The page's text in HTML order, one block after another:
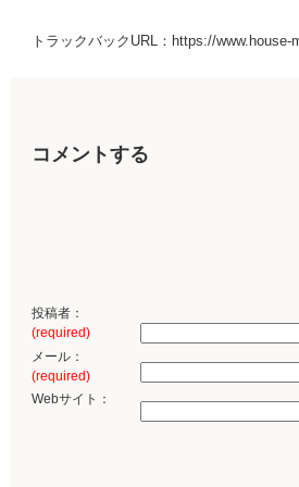
トラックバックURL：https://
コメントする
投稿者：
(required)
メール：
(required)
Webサイト：